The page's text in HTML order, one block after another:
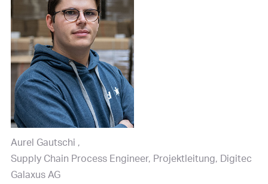
Aurel Gautschi
Supply Chain Process Engineer, Projektleitung, Digitec
Galaxus AG